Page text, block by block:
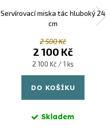
Servírovací miska tác hluboký 24
cm
2 500 Kč
2 100 Kč
Měrná
cena:
2 100 Kč / 1 ks
DO KOŠÍKU
Skladem